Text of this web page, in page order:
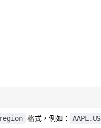
格式，例如： AAPL.US